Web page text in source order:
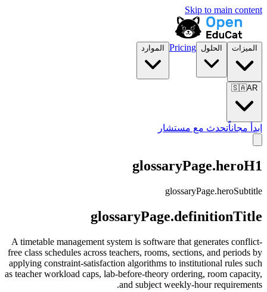
Skip to main content
الميزات الحلول Pricing الموارد
🇸🇦AR
ابدأ مجاناًتحدث مع مستشار
glossaryPage.heroH1
glossaryPage.heroSubtitle
glossaryPage.definitionTitle
A timetable management system is software that generates conflict-
free class schedules across teachers, rooms, sections, and periods by
applying constraint-satisfaction algorithms to institutional rules such
as teacher workload caps, lab-before-theory ordering, room capacity,
and subject weekly-hour requirements.